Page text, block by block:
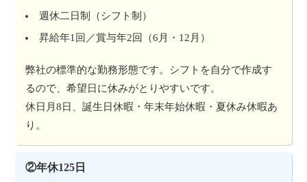
週休二日制（シフト制）
昇給年1回／賞与年2回（6月・12月）
弊社の標準的な勤務形態です。シフトを自分で作成す
るので、希望日に休みがとりやすいです。
休日月8日、誕生日休暇・年末年始休暇・夏休み休暇あ
り。
②年休125日